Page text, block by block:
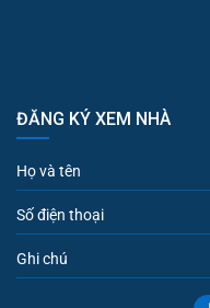
ĐĂNG KÝ XEM NHÀ